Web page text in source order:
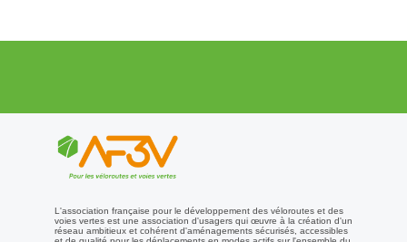
L'association française pour le développement des véloroutes et des
voies vertes est une association d'usagers qui œuvre à la création d'un
réseau ambitieux et cohérent d'aménagements sécurisés, accessibles